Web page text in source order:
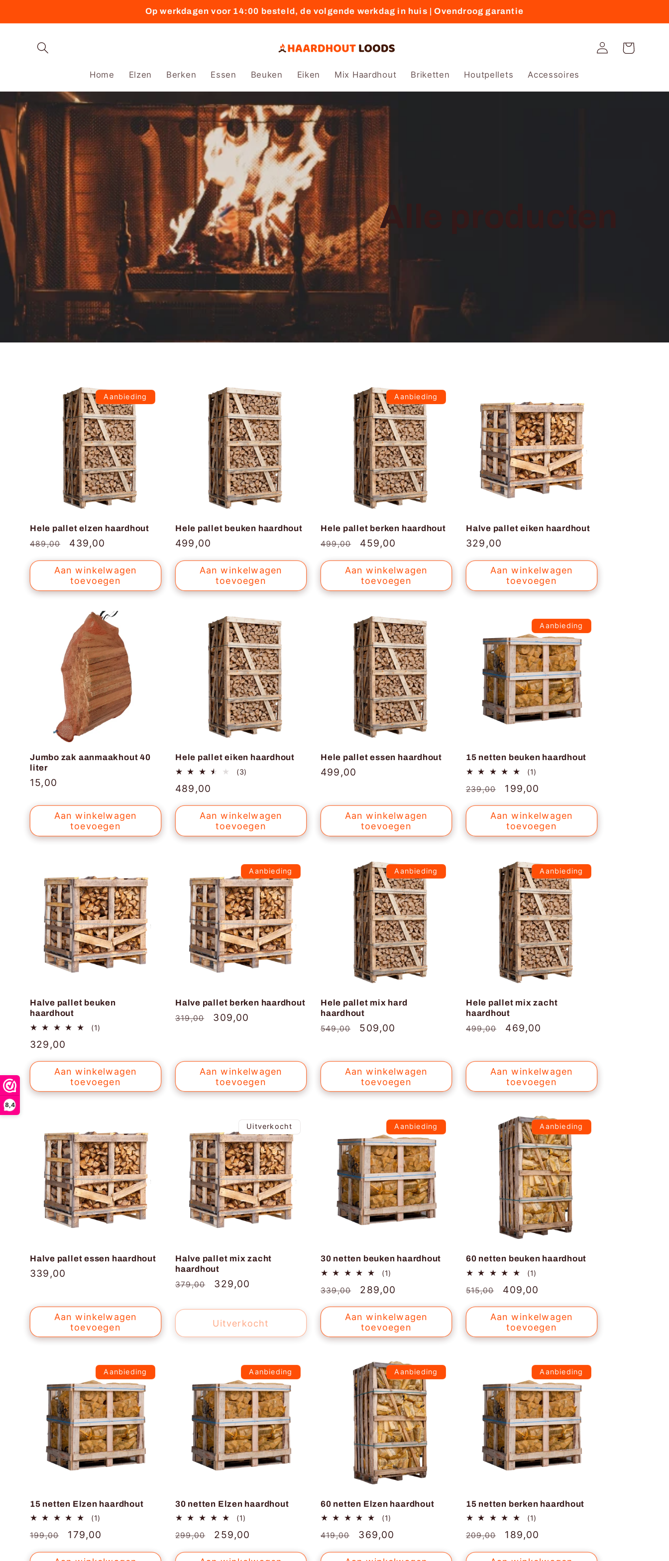
8,4
content
Op werkdagen voor 14:00 besteld, de volgende werkdag in huis | Ovendroog garantie
Home Elzen Berken Essen Beuken Eiken Mix Haardhout Briketten Houtpellets Accessoires
Inloggen
Winkelwagen
Alle producten
Aanbieding
Hele pallet elzen haardhout
Normale
489,00 Aanbiedingsprijs
439,00
Aan winkelwagen
toevoegen
Hele pallet beuken haardhout
Normale
499,00
Aan winkelwagen
toevoegen
Aanbieding
Hele pallet berken haardhout
Normale
499,00 Aanbiedingsprijs
459,00
Aan winkelwagen
toevoegen
Halve pallet eiken haardhout
Normale
329,00
Aan winkelwagen
toevoegen
Jumbo zak aanmaakhout 40
liter
Normale
15,00
Aan winkelwagen
toevoegen
Hele pallet eiken haardhout
(3)
Normale
prijs
489,00
Aan winkelwagen
toevoegen
Hele pallet essen haardhout
Normale
499,00
Aan winkelwagen
toevoegen
Aanbieding
15 netten beuken haardhout
(1)
aantal
Normale
prijs
239,00 Aanbiedingsprijs
199,00
Aan winkelwagen
toevoegen
Halve pallet beuken
haardhout
(1)
Normale
prijs
329,00
Aan winkelwagen
toevoegen
Aanbieding
Halve pallet berken haardhout
Normale
319,00 Aanbiedingsprijs
309,00
Aan winkelwagen
toevoegen
Aanbieding
Hele pallet mix hard
haardhout
Normale
549,00 Aanbiedingsprijs
509,00
Aan winkelwagen
toevoegen
Aanbieding
Hele pallet mix zacht
haardhout
Normale
499,00 Aanbiedingsprijs
469,00
Aan winkelwagen
toevoegen
Halve pallet essen haardhout
Normale
339,00
Aan winkelwagen
toevoegen
Uitverkocht
Halve pallet mix zacht
haardhout
Normale
379,00 Aanbiedingsprijs
329,00
Uitverkocht
Aanbieding
30 netten beuken haardhout
(1)
aantal
Normale
339,00 Aanbiedingsprijs
289,00
Aan winkelwagen
toevoegen
Aanbieding
60 netten beuken haardhout
(1)
aantal
Normale
515,00 Aanbiedingsprijs
409,00
Aan winkelwagen
toevoegen
Aanbieding
15 netten Elzen haardhout
(1)
aantal
Normale
199,00 Aanbiedingsprijs
179,00
Aanbieding
30 netten Elzen haardhout
(1)
aantal
Normale
299,00 Aanbiedingsprijs
259,00
Aanbieding
60 netten Elzen haardhout
(1)
aantal
Normale
419,00 Aanbiedingsprijs
369,00
Aanbieding
15 netten berken haardhout
(1)
aantal
Normale
209,00 Aanbiedingsprijs
189,00